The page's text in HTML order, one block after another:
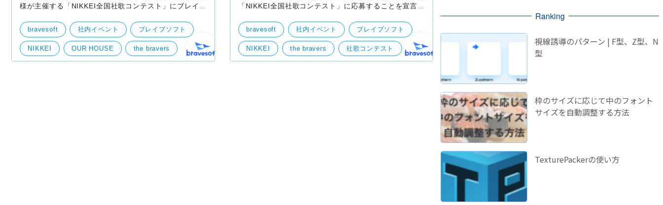
様が主催する「NIKKEI全国社歌コンテスト」にブレイブ
VocalのSHOW-HEY、GuitarのNOBU、Drumsの
TSUSSYが集ま
bravesoft 社内イベント ブレイブソフト
NIKKEI OUR HOUSE the bravers
「NIKKEI全国社歌コンテスト」に応募することを宣言致
からの思いのこもった社歌の動画を募り、一般投票
bravesoft 社内イベント ブレイブソフト
NIKKEI the bravers 社歌コンテスト
Ranking
視線誘導のパターン | F型、Z型、N
型
枠のサイズに応じて中のフォント
サイズを自動調整する方法
TexturePackerの使い方